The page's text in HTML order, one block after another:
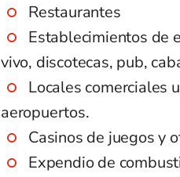
Restaurantes
Establecimientos de
vivo, discotecas, pub,
Locales comerciales
aeropuertos.
Casinos de juegos y
Expendio de